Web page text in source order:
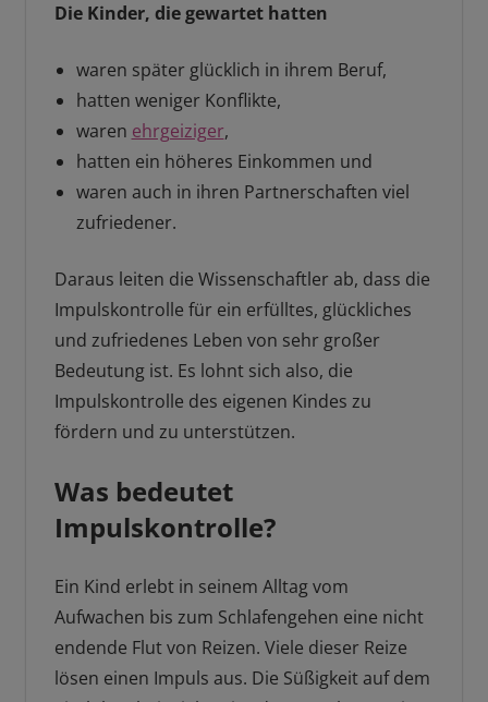
Die Kinder, die gewartet hatten
waren später glücklich in ihrem Beruf,
hatten weniger Konflikte,
waren ehrgeiziger,
hatten ein höheres Einkommen und
waren auch in ihren Partnerschaften viel
zufriedener.
Daraus leiten die Wissenschaftler ab, dass die
Impulskontrolle für ein erfülltes, glückliches
und zufriedenes Leben von sehr großer
Bedeutung ist. Es lohnt sich also, die
Impulskontrolle des eigenen Kindes zu
fördern und zu unterstützen.
Was bedeutet
Impulskontrolle?
Ein Kind erlebt in seinem Alltag vom
Aufwachen bis zum Schlafengehen eine nicht
endende Flut von Reizen. Viele dieser Reize
lösen einen Impuls aus. Die Süßigkeit auf dem